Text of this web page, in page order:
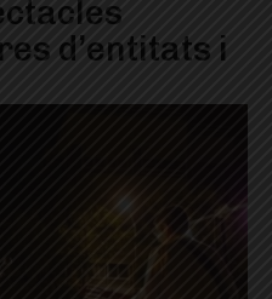
d’entitats i